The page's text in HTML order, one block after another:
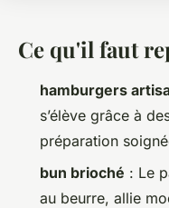
Ce qu'il faut
hamburgers
s’élève grâce à
préparation
bun brioché : Le
au beurre, allie